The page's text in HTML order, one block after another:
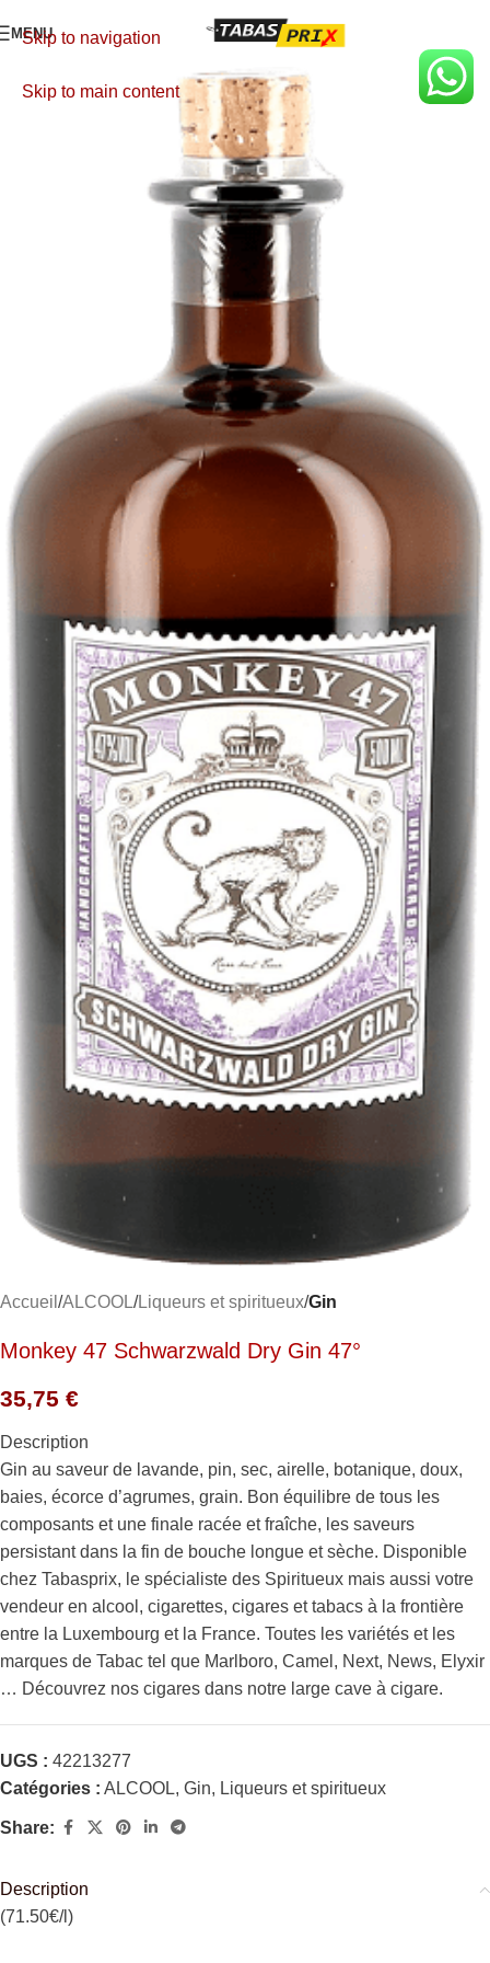
Skip to navigation
Skip to main content
MENU
Accueil ALCOOL Liqueurs et spiritueux Gin
Monkey 47 Schwarzwald Dry Gin 47°
35,75 €
Description
Gin au saveur de lavande, pin, sec, airelle, botanique, doux,
baies, écorce d’agrumes, grain. Bon équilibre de tous les
composants et une finale racée et fraîche, les saveurs
persistant dans la fin de bouche longue et sèche. Disponible
chez Tabasprix, le spécialiste des Spiritueux mais aussi votre
vendeur en alcool, cigarettes, cigares et tabacs à la frontière
entre la Luxembourg et la France. Toutes les variétés et les
marques de Tabac tel que Marlboro, Camel, Next, News, Elyxir
… Découvrez nos cigares dans notre large cave à cigare.
UGS : 42213277
Catégories : ALCOOL, Gin, Liqueurs et spiritueux
Share:
Description
(71.50€/l)